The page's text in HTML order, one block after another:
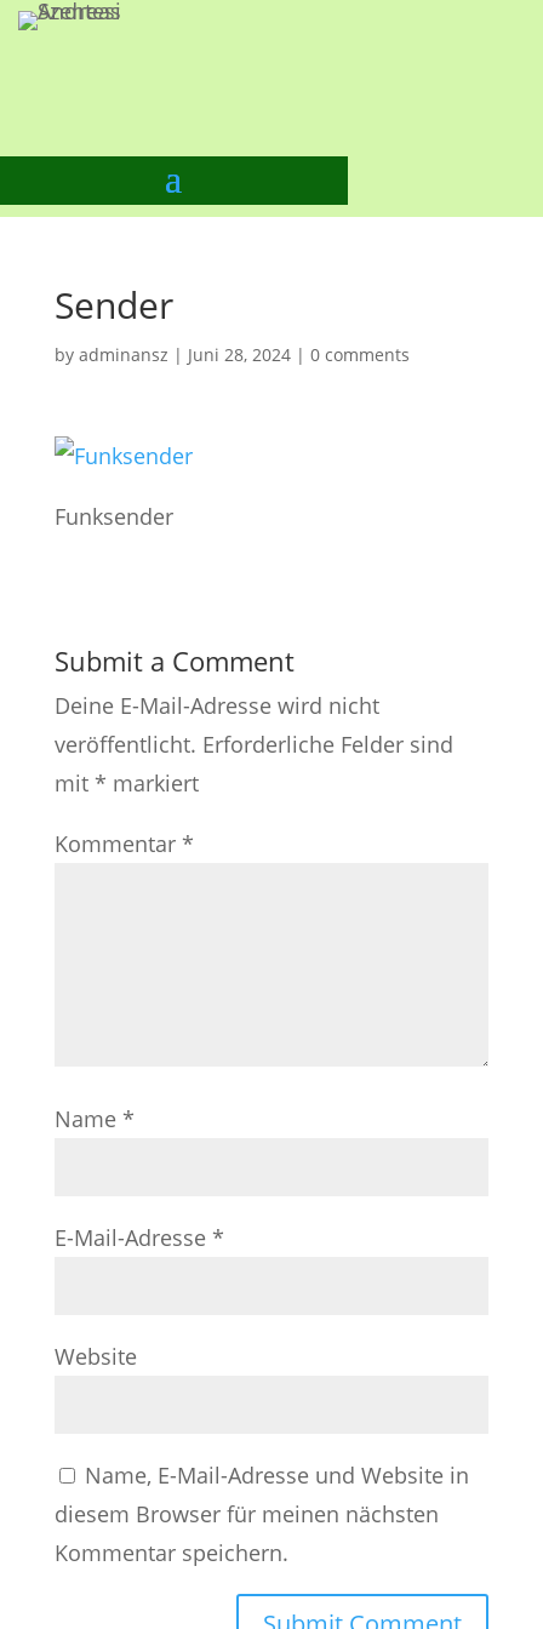
Sender
by adminansz | Juni 28, 2024| 0 comments
Funksender
Submit a Comment
Deine E-Mail-Adresse wird nicht
veröffentlicht. Erforderliche Felder sind
mit * markiert
Kommentar *
Name *
E-Mail-Adresse *
Website
Name, E-Mail-Adresse und Website in
diesem Browser für meinen nächsten
Kommentar speichern.